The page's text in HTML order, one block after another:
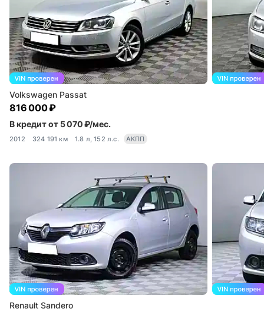
Volkswagen Passat
816 000 ₽
В кредит от 5 070 ₽/мес.
2012 324 191 км 1.8 л, 152 л.с. АКПП
Renault Sandero